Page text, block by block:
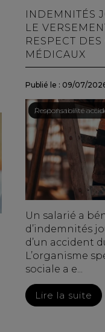
INDEMNITÉS
LE
RESPECT
MÉDICAUX
Publié le : 09/07/
Droit du travail -
/Responsabilité
Un salarié a
d’indemnités
d’un accident
L’organisme
sociale a e...
Lire la suite